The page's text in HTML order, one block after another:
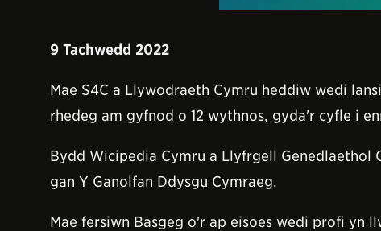
9 Tachwedd 2022
Mae S4C a Llywodraeth Cymru heddiw wedi
rhedeg am gyfnod o 12 wythnos, gyda'r cyfle i
Bydd Wicipedia Cymru a Llyfrgell
gan Y Ganolfan Ddysgu Cymraeg.
Mae fersiwn Basgeg o'r ap eisoes wedi profi